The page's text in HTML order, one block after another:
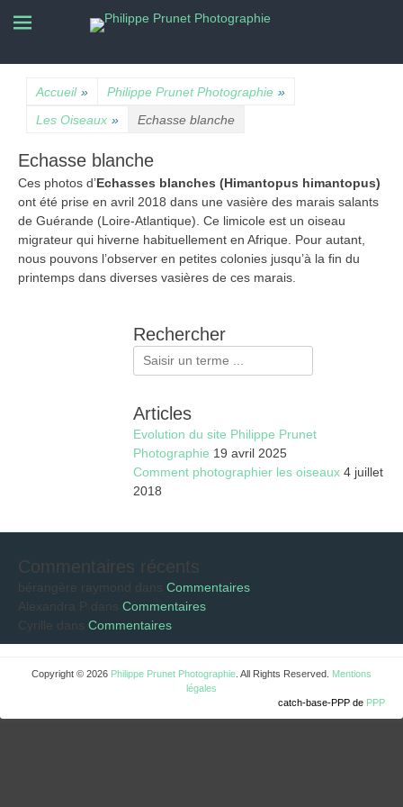
Philippe Prunet
La nature photographiée
Accueil » Philippe Prunet Photographie »
Les Oiseaux » Echasse blanche
Echasse blanche
Ces photos d’Echasses blanches (Himantopus himantopus)
ont été prise en avril 2018 dans une vasière des marais salants
de Guérande (Loire-Atlantique). Ce limicole est un oiseau
migrateur qui hiverne habituellement en Afrique. Pour autant,
nous pouvons l’observer en petites colonies jusqu’à la fin du
printemps dans diverses vasières de ces marais.
Rechercher
Rechercher :
Articles
Evolution du site Philippe Prunet
Photographie 19 avril 2025
Comment photographier les oiseaux 4 juillet
2018
Commentaires récents
bérangère raymond dans Commentaires
Alexandra P dans Commentaires
Cyrille dans Commentaires
Copyright © 2026 Philippe Prunet Photographie . All Rights Reserved. Mentions
légales
catch-base-PPP de PPP